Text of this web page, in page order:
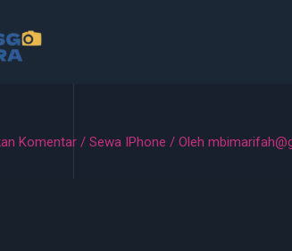
Komentar / Sewa IPhone / Oleh